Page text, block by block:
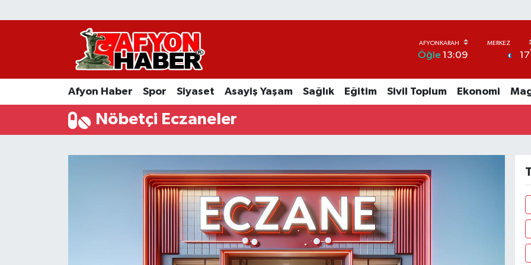
Öğle 13:09 17
Afyon Haber Spor Siyaset Asayiş Yaşam Sağlık Eğitim Sivil Toplum Ekonomi
Nöbetçi Eczaneler
Afyon Haber
Spor
Asayiş Yaşam